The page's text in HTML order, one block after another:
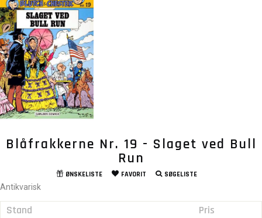
Blåfrakkerne Nr. 19 - Slaget ved Bull
Run
ØNSKELISTE FAVORIT SØGELISTE
Antikvarisk
Stand Pris